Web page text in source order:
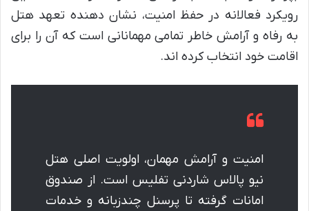
رویکرد فعالانه در حفظ امنیت، نشان دهنده تعهد هتل
به رفاه و آرامش خاطر تمامی مهمانانی است که آن را برای
اقامت خود انتخاب کرده اند.
امنیت و آرامش مهمان، اولویت اصلی هتل
نیو پالاس شاردنی تفلیس است. از صندوق
امانات گرفته تا پرسنل چندزبانه و خدمات